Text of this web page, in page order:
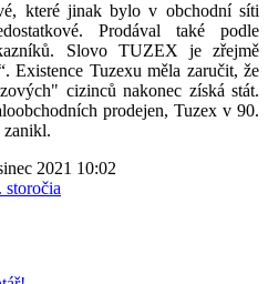
které jinak bylo v obchodní síti
Prodával také podle
Slovo TUZEX je zřejmě
Existence Tuzexu měla zaručit, že
cizinců nakonec získá stát.
prodejen, Tuzex v 90.
zanikl.
2021 10:02
storočia